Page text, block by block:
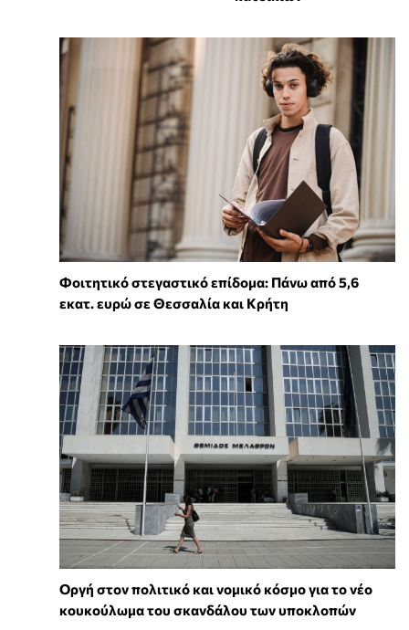
Φοιτητικό στεγαστικό επίδομα: Πάνω από 5,6
εκατ. ευρώ σε Θεσσαλία και Κρήτη
Οργή στον πολιτικό και νομικό κόσμο για το νέο
κουκούλωμα του σκανδάλου των υποκλοπών